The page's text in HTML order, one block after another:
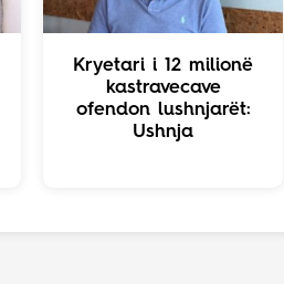
Kryetari i 12 milionë
kastravecave
ofendon lushnjarët:
Ushnja